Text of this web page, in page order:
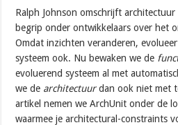
Ralph Johnson omschrijft architectuur
begrip onder ontwikkelaars over het
Omdat inzichten veranderen,
systeem ook. Nu bewaken we de
evoluerend systeem al met
we de architectuurdan ook niet met
artikel nemen we ArchUnit onder de
waarmee je architectural-constraints